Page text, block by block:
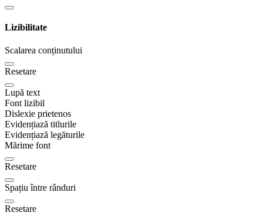
Lizibilitate
Scalarea conținutului
Resetare
Lupă text
Font lizibil
Dislexie prietenos
Evidențiază titlurile
Evidențiază legăturile
Mărime font
Resetare
Spațiu între rânduri
Resetare